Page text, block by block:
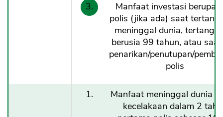
Manfaat investasi berupa
polis (jika ada) saat
meninggal dunia,
berusia 99 tahun, atau
penarikan/penutupan/
polis
Manfaat meninggal dunia
kecelakaan dalam 2